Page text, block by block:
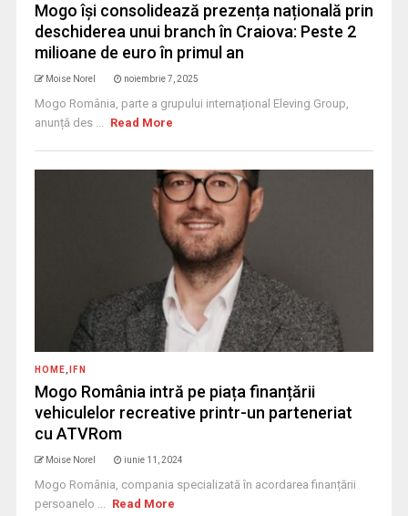
Mogo își consolidează prezența națională prin
deschiderea unui branch în Craiova: Peste 2
milioane de euro în primul an
Moise Norel noiembrie 7, 2025
Mogo România, parte a grupului internațional Eleving Group,
anunță des ... Read More
HOME IFN
Mogo România intră pe piața finanțării
vehiculelor recreative printr-un parteneriat
cu ATVRom
Moise Norel iunie 11, 2024
Mogo România, compania specializată în acordarea finanțării
persoanelo ... Read More